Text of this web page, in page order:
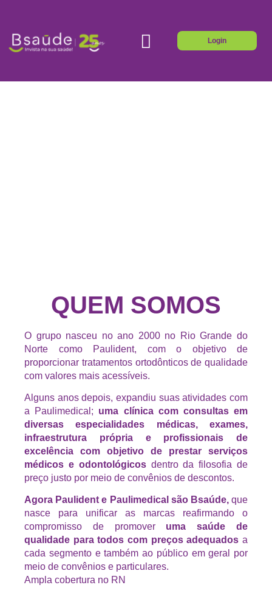
Login
QUEM SOMOS
O grupo nasceu no ano 2000 no Rio Grande do
Norte como Paulident, com o objetivo de
proporcionar tratamentos ortodônticos de qualidade
com valores mais acessíveis.
Alguns anos depois, expandiu suas atividades com
a Paulimedical; uma clínica com consultas em
diversas especialidades médicas, exames,
infraestrutura própria e profissionais de
excelência com objetivo de prestar serviços
médicos e odontológicosdentro da filosofia de
preço justo por meio de convênios de descontos.
Agora Paulident e Paulimedical são Bsaúde,que
nasce para unificar as marcas reafirmando o
compromisso de promover uma saúde de
qualidade para todos com preços adequados a
cada segmento e também ao público em geral por
meio de convênios e particulares.
Ampla cobertura no RN